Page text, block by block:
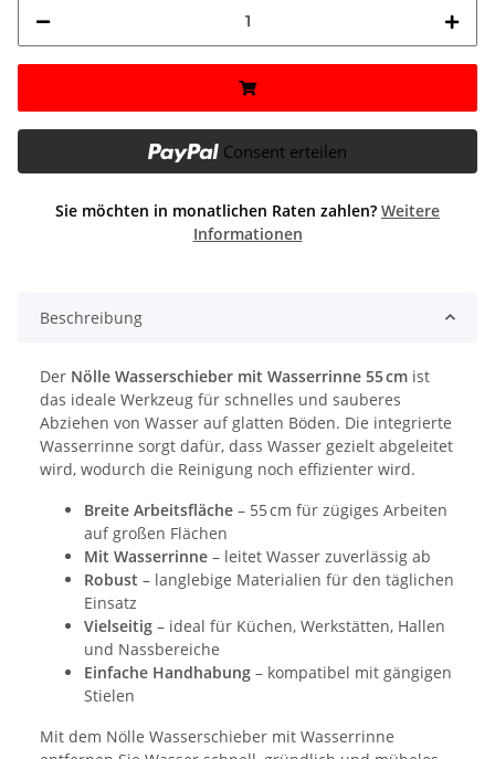
Consent erteilen
Sie möchten in monatlichen Raten zahlen? Weitere
Informationen
Beschreibung
Der Nölle Wasserschieber mit Wasserrinne 55 cm ist
das ideale Werkzeug für schnelles und sauberes
Abziehen von Wasser auf glatten Böden. Die integrierte
Wasserrinne sorgt dafür, dass Wasser gezielt abgeleitet
wird, wodurch die Reinigung noch effizienter wird.
Breite Arbeitsfläche – 55 cm für zügiges Arbeiten
auf großen Flächen
Mit Wasserrinne – leitet Wasser zuverlässig ab
Robust – langlebige Materialien für den täglichen
Einsatz
Vielseitig – ideal für Küchen, Werkstätten, Hallen
und Nassbereiche
Einfache Handhabung – kompatibel mit gängigen
Stielen
Mit dem Nölle Wasserschieber mit Wasserrinne